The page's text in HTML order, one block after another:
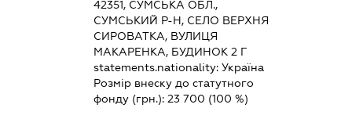
42351, СУМСЬКА ОБЛ.,
СУМСЬКИЙ Р-Н, СЕЛО ВЕРХНЯ
СИРОВАТКА, ВУЛИЦЯ
МАКАРЕНКА, БУДИНОК 2 Г
statements.nationality:Україна
Розмір внеску до статутного
фонду (грн.):23 700 (100 %)